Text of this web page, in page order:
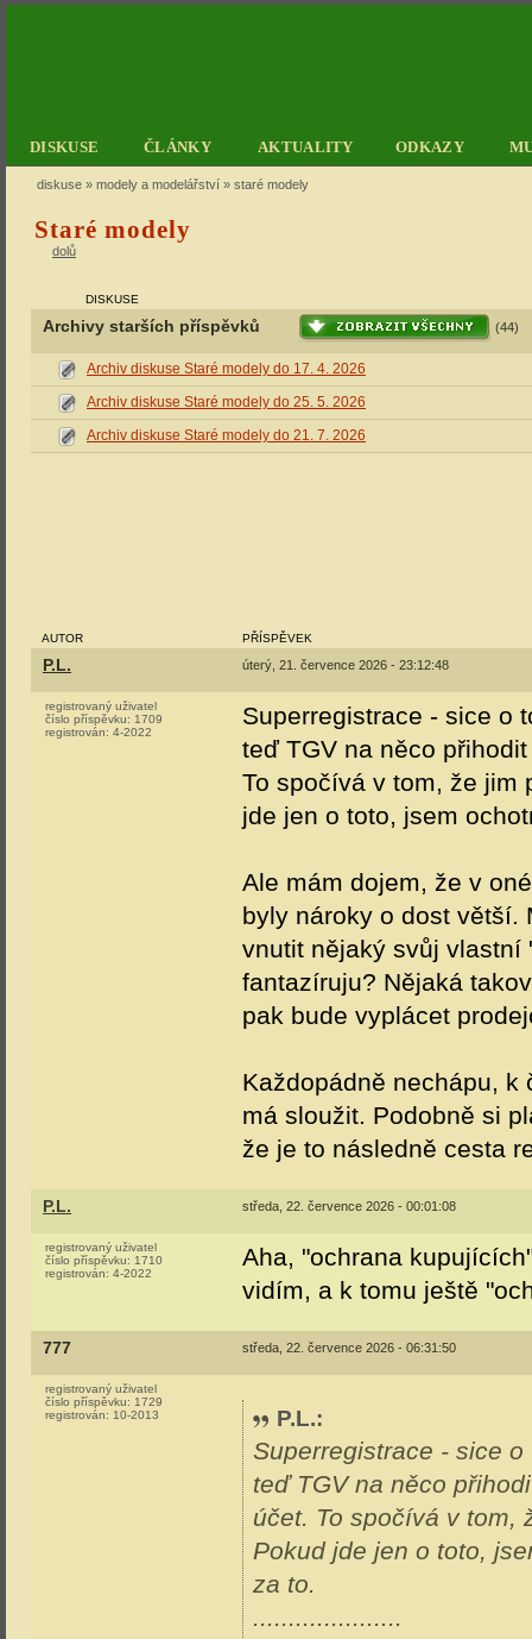
DISKUSE ČLÁNKY AKTUALITY ODKAZY
diskuse » modely a modelářství » staré modely
Staré modely
dolů
DISKUSE
Archivy starších příspěvků (44)
Archiv diskuse Staré modely do 17. 4. 2026
Archiv diskuse Staré modely do 25. 5. 2026
Archiv diskuse Staré modely do 21. 7. 2026
AUTOR PŘÍSPĚVEK
P.L. úterý, 21. července 2026 - 23:12:48
registrovaný uživatel
číslo příspěvku: 1709
registrován: 4-2022
Superregistrace - sice o
teď TGV na něco
To spočívá v tom, že jim
jde jen o toto, jsem
Ale mám dojem, že v
byly nároky o dost větší.
vnutit nějaký svůj vlastní
fantazíruju? Nějaká
pak bude vyplácet
Každopádně nechápu,
má sloužit. Podobně si
že je to následně cesta
P.L. středa, 22. července 2026 - 00:01:08
registrovaný uživatel
číslo příspěvku: 1710
registrován: 4-2022
Aha, "ochrana
vidím, a k tomu ještě
777 středa, 22. července 2026 - 06:31:50
registrovaný uživatel
číslo příspěvku: 1729
registrován: 10-2013 P.L.:
Superregistrace - sice
teď TGV na něco
účet. To spočívá v tom,
Pokud jde jen o toto,
za to.
.....................